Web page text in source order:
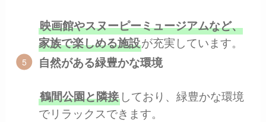
映画館やスヌーピーミュージアムなど、
家族で楽しめる施設が充実しています。
自然がある緑豊かな環境
鶴間公園と隣接しており、緑豊かな環境
でリラックスできます。